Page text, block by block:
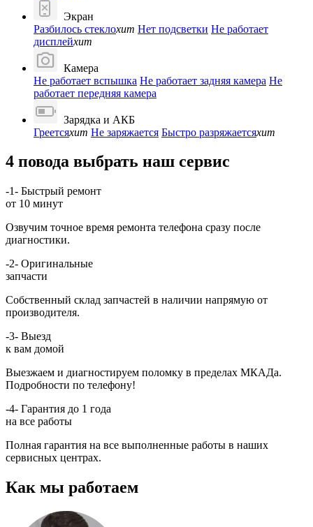
Экран
Разбилось стеклохит Нет подсветки Не работает
дисплейхит
Камера
Не работает вспышка Не работает задняя камера Не
работает передняя камера
Зарядка и АКБ
Греетсяхит Не заряжается Быстро разряжаетсяхит
4 повода выбрать наш сервис
-1- Быстрый ремонт
от 10 минут
Озвучим точное время ремонта телефона сразу после
диагностики.
-2- Оригинальные
запчасти
Собственный склад запчастей в наличии напрямую от
производителя.
-3- Выезд
к вам домой
Выезжаем и диагностируем поломку в пределах МКАДа.
Подробности по телефону!
-4- Гарантия до 1 года
на все работы
Полная гарантия на все выполненные работы в наших
сервисных центрах.
Как мы работаем